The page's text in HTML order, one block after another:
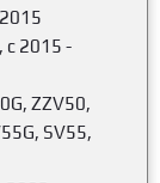
c 2015 -
ZZV50,
SV55,